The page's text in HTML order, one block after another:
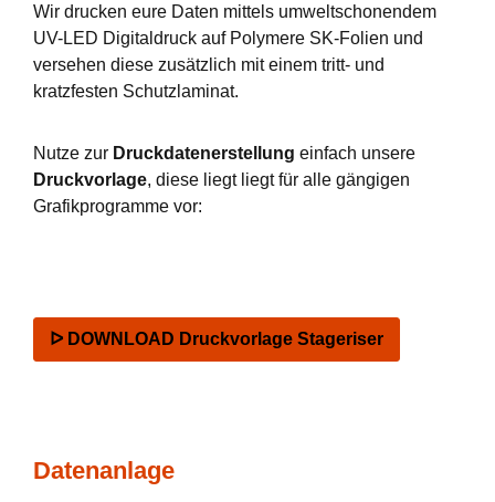
Wir drucken eure Daten mittels umweltschonendem
UV-LED Digitaldruck auf Polymere SK-Folien und
versehen diese zusätzlich mit einem tritt- und
kratzfesten Schutzlaminat.
Nutze zur Druckdatenerstellung einfach unsere
Druckvorlage, diese liegt liegt für alle gängigen
Grafikprogramme vor:
ᐅ DOWNLOAD Druckvorlage Stageriser
Datenanlage